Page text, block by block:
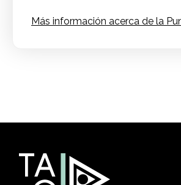
Más información acerca de la